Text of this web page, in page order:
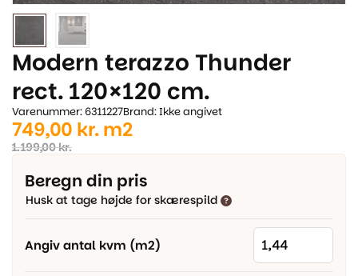
Modern terazzo Thunder
rect. 120×120 cm.
Varenummer: 6311227Brand: Ikke angivet
1.199,00kr.
Den
oprindelige
pris
var:
749,00 kr.
Den
aktuelle
pris
er:
m2
Beregn din pris
Husk at tage højde for skærespild
Angiv antal kvm (m2)